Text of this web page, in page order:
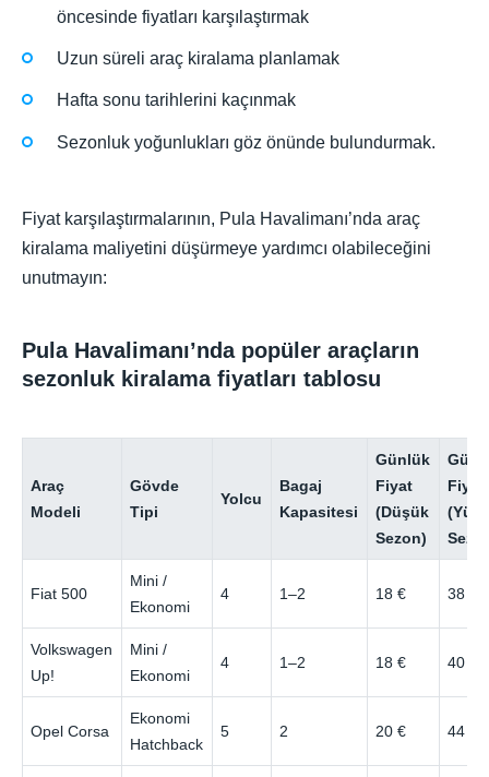
öncesinde fiyatları karşılaştırmak
Uzun süreli araç kiralama planlamak
Hafta sonu tarihlerini kaçınmak
Sezonluk yoğunlukları göz önünde bulundurmak.
Fiyat karşılaştırmalarının, Pula Havalimanı’nda araç
kiralama maliyetini düşürmeye yardımcı olabileceğini
unutmayın:
Pula Havalimanı’nda popüler araçların
sezonluk kiralama fiyatları tablosu
Araç
Modeli
Gövde
Tipi
Yolcu
Bagaj
Kapasitesi
Günlük
Fiyat
(Düşük
Sezon)
Fiyat
Fiat 500
Mini /
Ekonomi
4 1–2 18 € 38 €
Volkswagen
Up!
Mini /
Ekonomi
4 1–2 18 € 40 €
Opel Corsa
Ekonomi
Hatchback
5 2 20 € 44 €